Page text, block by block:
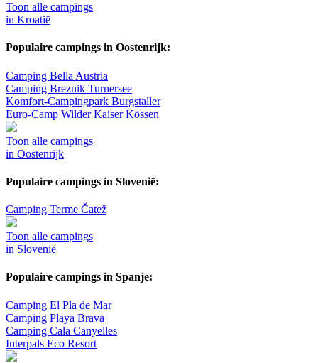
Toon alle campings
in Kroatië
Populaire campings in Oostenrijk:
Camping Bella Austria
Camping Breznik Turnersee
Komfort-Campingpark Burgstaller
Euro-Camp Wilder Kaiser Kössen
Toon alle campings
in Oostenrijk
Populaire campings in Slovenië:
Camping Terme Čatež
Toon alle campings
in Slovenië
Populaire campings in Spanje:
Camping El Pla de Mar
Camping Playa Brava
Camping Cala Canyelles
Interpals Eco Resort